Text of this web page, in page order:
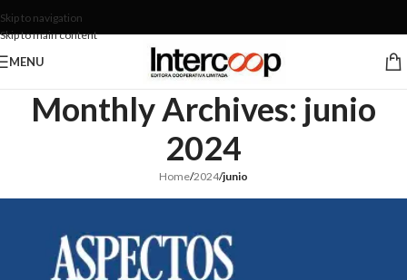
Skip to navigation
Skip to main content
MENU
Monthly Archives: junio
2024
Home/2024/junio